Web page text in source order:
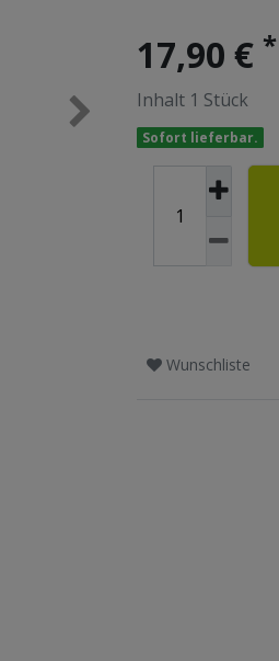
17,90 € *
Inhalt 1 Stück
Sofort lieferbar.
Wunschliste